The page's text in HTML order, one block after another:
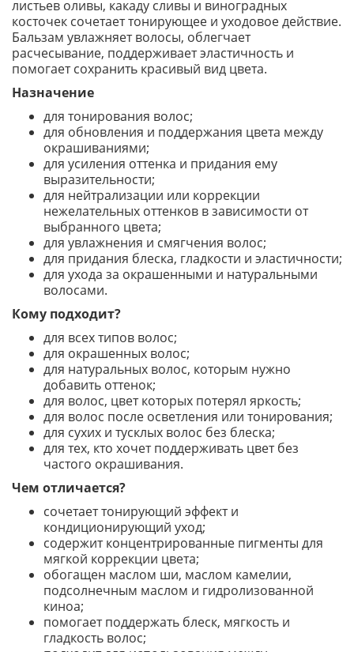
листьев оливы, какаду сливы и виноградных
косточек сочетает тонирующее и уходовое действие.
Бальзам увлажняет волосы, облегчает
расчесывание, поддерживает эластичность и
помогает сохранить красивый вид цвета.
Назначение
для тонирования волос;
для обновления и поддержания цвета между
окрашиваниями;
для усиления оттенка и придания ему
выразительности;
для нейтрализации или коррекции
нежелательных оттенков в зависимости от
выбранного цвета;
для увлажнения и смягчения волос;
для придания блеска, гладкости и эластичности;
для ухода за окрашенными и натуральными
волосами.
Кому подходит?
для всех типов волос;
для окрашенных волос;
для натуральных волос, которым нужно
добавить оттенок;
для волос, цвет которых потерял яркость;
для волос после осветления или тонирования;
для сухих и тусклых волос без блеска;
для тех, кто хочет поддерживать цвет без
частого окрашивания.
Чем отличается?
сочетает тонирующий эффект и
кондиционирующий уход;
содержит концентрированные пигменты для
мягкой коррекции цвета;
обогащен маслом ши, маслом камелии,
подсолнечным маслом и гидролизованной
киноа;
помогает поддержать блеск, мягкость и
гладкость волос;